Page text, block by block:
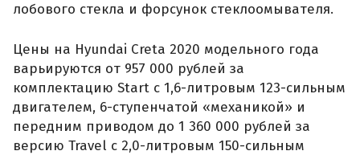
лобового стекла и форсунок стеклоомывателя.
Цены на Hyundai Creta 2020 модельного года
варьируются от 957 000 рублей за
комплектацию Start с 1,6-литровым 123-сильным
двигателем, 6-ступенчатой «механикой» и
передним приводом до 1 360 000 рублей за
версию Travel с 2,0-литровым 150-сильным